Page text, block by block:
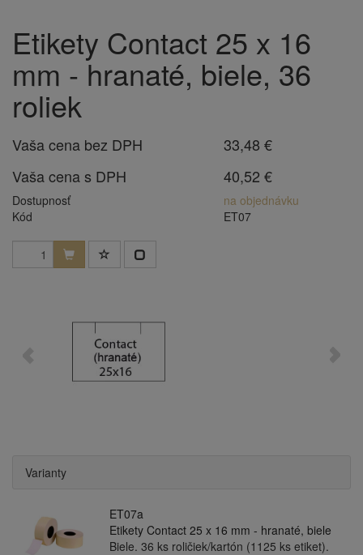
Etikety Contact 25 x 16
mm - hranaté, biele, 36
roliek
Vaša cena bez DPH
33,48 €
Vaša cena s DPH
40,52 €
Dostupnosť
na objednávku
Kód
ET07
Varianty
ET07a
Etikety Contact 25 x 16 mm - hranaté, biele
Biele. 36 ks roličiek/kartón (1125 ks etiket).